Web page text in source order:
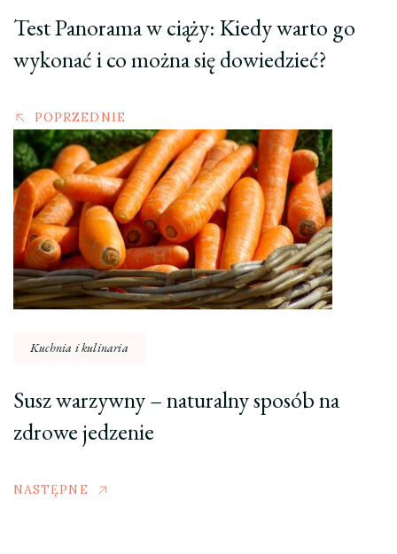
Test Panorama w ciąży: Kiedy warto go
wykonać i co można się dowiedzieć?
POPRZEDNIE
Kuchnia i kulinaria
Susz warzywny – naturalny sposób na
zdrowe jedzenie
NASTĘPNE